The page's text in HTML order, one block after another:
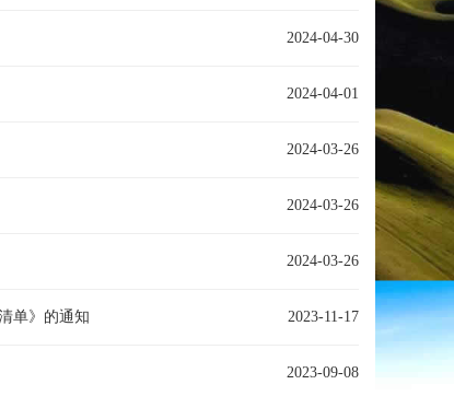
2024-04-30
2024-04-01
2024-03-26
2024-03-26
2024-03-26
单》的通知 2023-11-17
2023-09-08